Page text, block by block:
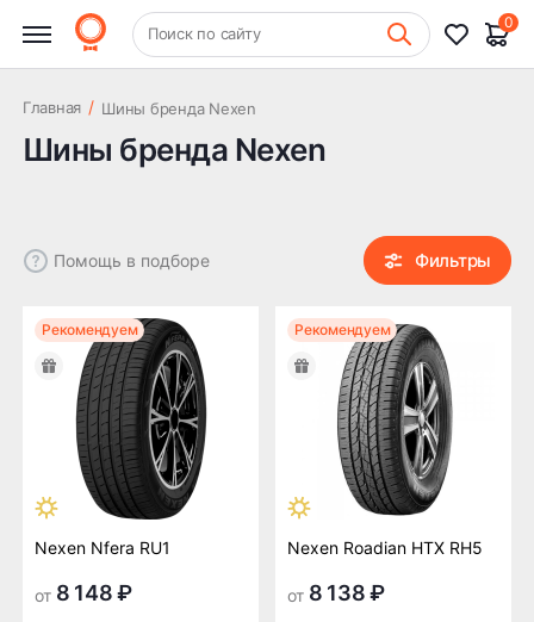
+7 (831) 261-35-35 Шиномонтаж
Поиск по сайту
0
Главная / Шины бренда Nexen
Шины бренда Nexen
Помощь в подборе Фильтры
Очистить Фильтры
Сезон
Лето Зима Всесезонные
Класс шины
Рекомендуем
Nexen Nfera RU1
от 8 148 ₽
Рекомендуем
Nexen Roadian HTX RH5
от 8 138 ₽